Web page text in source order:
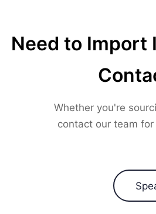
Need to Import
Whether you're
contact our team